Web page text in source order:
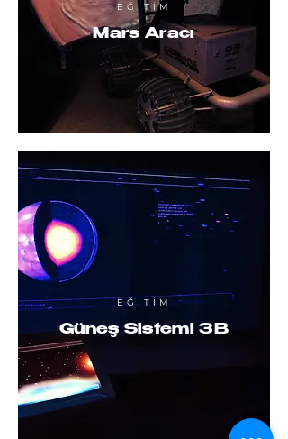
EĞİTİM
Mars Aracı
EĞİTİM
Güneş Sistemi 3B